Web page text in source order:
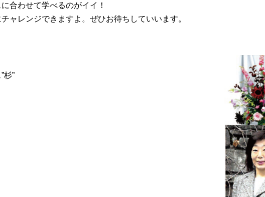
合わせて学べるのがイイ！
ャレンジできますよ。ぜひお待ちしていいます。
杉”